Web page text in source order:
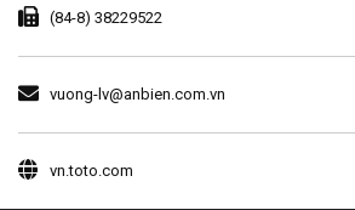
(84-8) 38229522
vuong-lv@anbien.com.vn
vn.toto.com